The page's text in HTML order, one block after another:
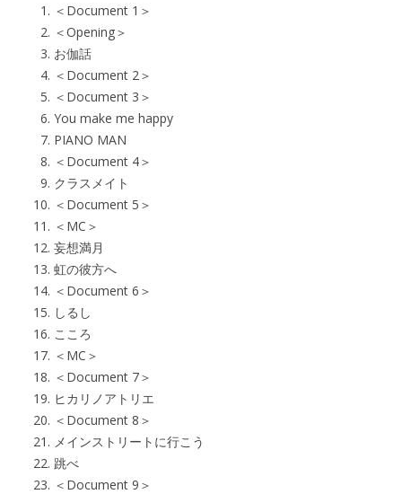
＜Document 1＞
＜Opening＞
お伽話
＜Document 2＞
＜Document 3＞
You make me happy
PIANO MAN
＜Document 4＞
クラスメイト
＜Document 5＞
＜MC＞
妄想満月
虹の彼方へ
＜Document 6＞
しるし
こころ
＜MC＞
＜Document 7＞
ヒカリノアトリエ
＜Document 8＞
メインストリートに行こう
跳べ
＜Document 9＞